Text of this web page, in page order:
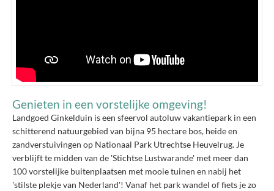
Genieten in een vorstelijke omgeving!
Landgoed Ginkelduin is een sfeervol autoluw vakantiepark in een
schitterend natuurgebied van bijna 95 hectare bos, heide en
zandverstuivingen op Nationaal Park Utrechtse Heuvelrug. Je
verblijft te midden van de 'Stichtse Lustwarande' met meer dan
100 vorstelijke buitenplaatsen met mooie tuinen en nabij het
'stilste plekje van Nederland'! Vanaf het park wandel of fiets je zo